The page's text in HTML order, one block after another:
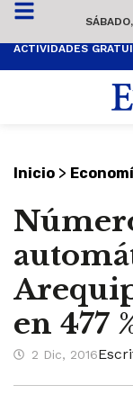
Inicio >
en 477
2 Dic, 2016